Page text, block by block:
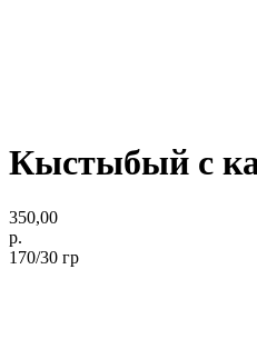
Кыстыбый с
350,00
р.
170/30 гр